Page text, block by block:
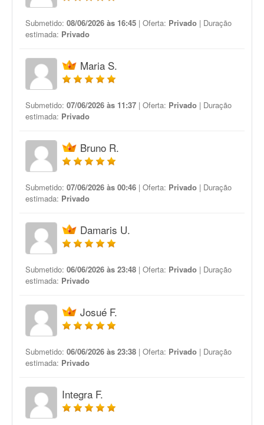
Submetido: 08/06/2026 às 16:45 | Oferta: Privado | Duração
estimada: Privado
Maria S.
Submetido: 07/06/2026 às 11:37 | Oferta: Privado | Duração
estimada: Privado
Bruno R.
Submetido: 07/06/2026 às 00:46 | Oferta: Privado | Duração
estimada: Privado
Damaris U.
Submetido: 06/06/2026 às 23:48 | Oferta: Privado | Duração
estimada: Privado
Josué F.
Submetido: 06/06/2026 às 23:38 | Oferta: Privado | Duração
estimada: Privado
Integra F.